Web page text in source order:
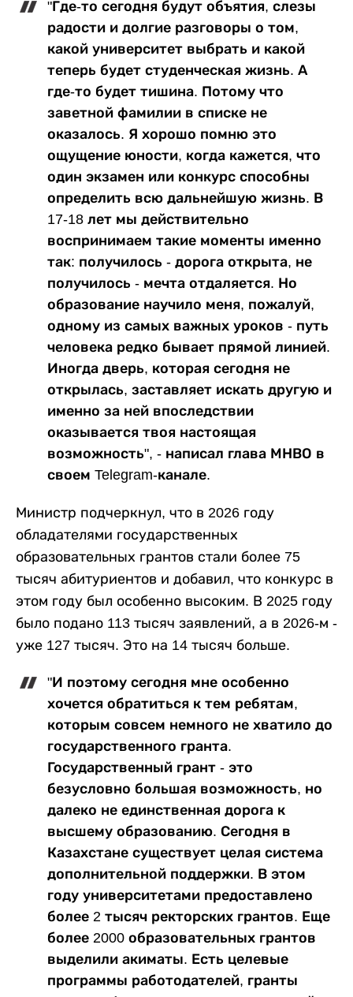
"Где-то сегодня будут объятия, слезы
радости и долгие разговоры о том,
какой университет выбрать и какой
теперь будет студенческая жизнь. А
где-то будет тишина. Потому что
заветной фамилии в списке не
оказалось. Я хорошо помню это
ощущение юности, когда кажется, что
один экзамен или конкурс способны
определить всю дальнейшую жизнь. В
17-18 лет мы действительно
воспринимаем такие моменты именно
так: получилось - дорога открыта, не
получилось - мечта отдаляется. Но
образование научило меня, пожалуй,
одному из самых важных уроков - путь
человека редко бывает прямой линией.
Иногда дверь, которая сегодня не
открылась, заставляет искать другую и
именно за ней впоследствии
оказывается твоя настоящая
возможность", - написал глава МНВО в
своем Telegram-канале.
Министр подчеркнул, что в 2026 году
обладателями государственных
образовательных грантов стали более 75
тысяч абитуриентов и добавил, что конкурс в
этом году был особенно высоким. В 2025 году
было подано 113 тысяч заявлений, а в 2026-м -
уже 127 тысяч. Это на 14 тысяч больше.
"И поэтому сегодня мне особенно
хочется обратиться к тем ребятам,
которым совсем немного не хватило до
государственного гранта.
Государственный грант - это
безусловно большая возможность, но
далеко не единственная дорога к
высшему образованию. Сегодня в
Казахстане существует целая система
дополнительной поддержки. В этом
году университетами предоставлено
более 2 тысяч ректорских грантов. Еще
более 2000 образовательных грантов
выделили акиматы. Есть целевые
программы работодателей, гранты